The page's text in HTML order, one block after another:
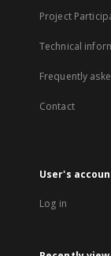
Project
Technical
Frequently
Contact
User's
Log in